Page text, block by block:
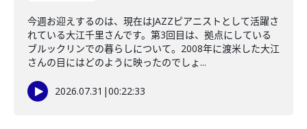
今週お迎えするのは、現在はJAZZピアニストとして活躍さ
れている大江千里さんです。第3回目は、拠点にしている
ブルックリンでの暮らしについて。2008年に渡米した大江
さんの目にはどのように映ったのでしょ...
2026.07.31 |00:22:33